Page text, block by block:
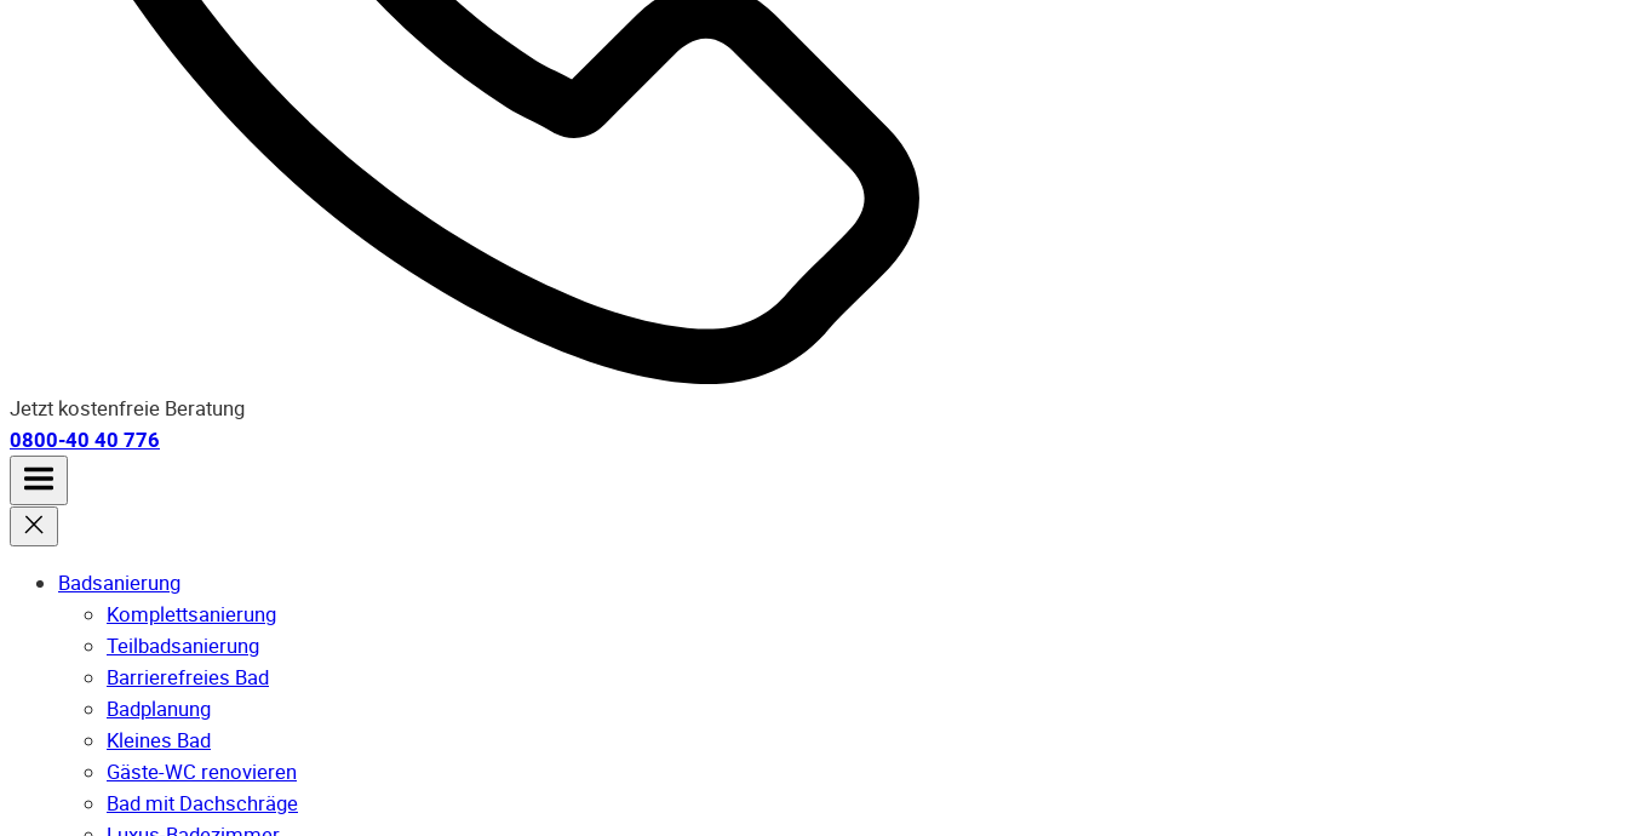
Jetzt kostenfreie Beratung
0800-40 40 776
Badsanierung
Komplettsanierung
Teilbadsanierung
Barrierefreies Bad
Badplanung
Kleines Bad
Gäste-WC renovieren
Bad mit Dachschräge